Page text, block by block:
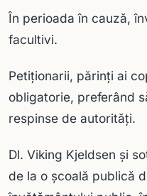
În perioada în cauză,
facultivi.
Petiţionarii, părinţi ai
obligatorie, preferând
respinse de autorităţi.
Dl. Viking Kjeldsen şi
de la o şcoală publică